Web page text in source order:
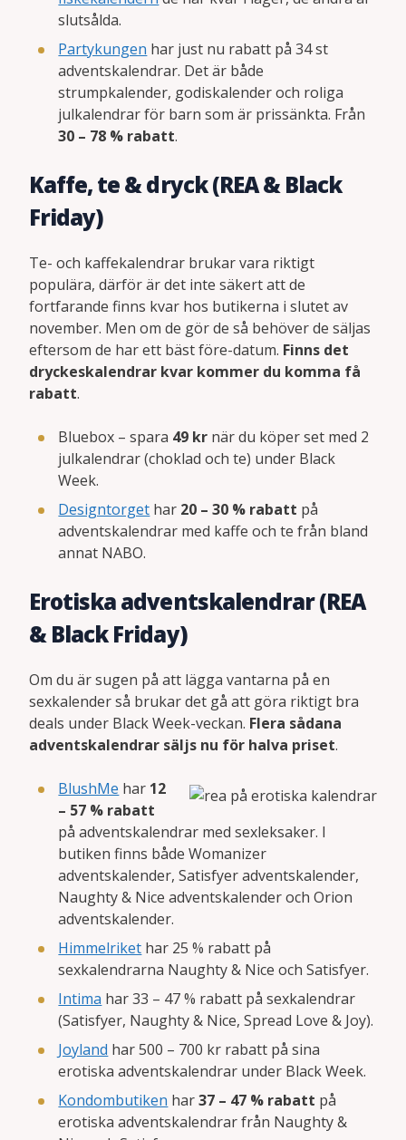
slutsålda.
Partykungen har just nu rabatt på 34 st
adventskalendrar. Det är både
strumpkalender, godiskalender och roliga
julkalendrar för barn som är prissänkta. Från
30 – 78 % rabatt.
Kaffe, te & dryck (REA & Black
Friday)
Te- och kaffekalendrar brukar vara riktigt
populära, därför är det inte säkert att de
fortfarande finns kvar hos butikerna i slutet av
november. Men om de gör de så behöver de säljas
eftersom de har ett bäst före-datum. Finns det
dryckeskalendrar kvar kommer du komma få
rabatt.
Bluebox – spara 49 kr när du köper set med 2
julkalendrar (choklad och te) under Black
Week.
Designtorget har 20 – 30 % rabatt på
adventskalendrar med kaffe och te från bland
annat NABO.
Erotiska adventskalendrar (REA
& Black Friday)
Om du är sugen på att lägga vantarna på en
sexkalender så brukar det gå att göra riktigt bra
deals under Black Week-veckan. Flera sådana
adventskalendrar säljs nu för halva priset.
BlushMe har 12
– 57 % rabatt
på adventskalendrar med sexleksaker. I
butiken finns både Womanizer
adventskalender, Satisfyer adventskalender,
Naughty & Nice adventskalender och Orion
adventskalender.
Himmelriket har 25 % rabatt på
sexkalendrarna Naughty & Nice och Satisfyer.
Intima har 33 – 47 % rabatt på sexkalendrar
(Satisfyer, Naughty & Nice, Spread Love & Joy).
Joyland har 500 – 700 kr rabatt på sina
erotiska adventskalendrar under Black Week.
Kondombutiken har37 – 47 % rabatt på
erotiska adventskalendrar från Naughty &